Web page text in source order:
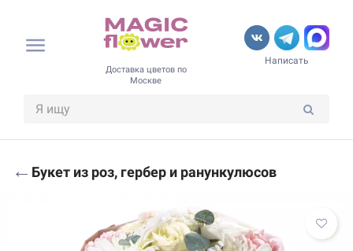
Доставка цветов по
Москве
Написать
← Букет из роз, гербер и ранункулюсов